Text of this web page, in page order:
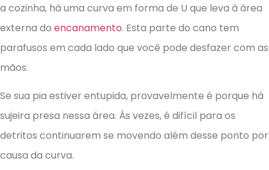
a cozinha, há uma curva em forma de U que leva à área
externa do encanamento. Esta parte do cano tem
parafusos em cada lado que você pode desfazer com as
mãos.
Se sua pia estiver entupida, provavelmente é porque há
sujeira presa nessa área. Às vezes, é difícil para os
detritos continuarem se movendo além desse ponto por
causa da curva.